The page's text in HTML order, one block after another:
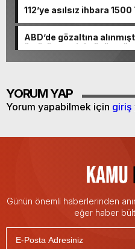
112’ye asılsız ihbara
ABD’de gözaltına
öldürüleceğini düşünmüş
YORUM YAP
Yorum yapabilmek için giriş
Günün önemli haberlerinden
eğer haber